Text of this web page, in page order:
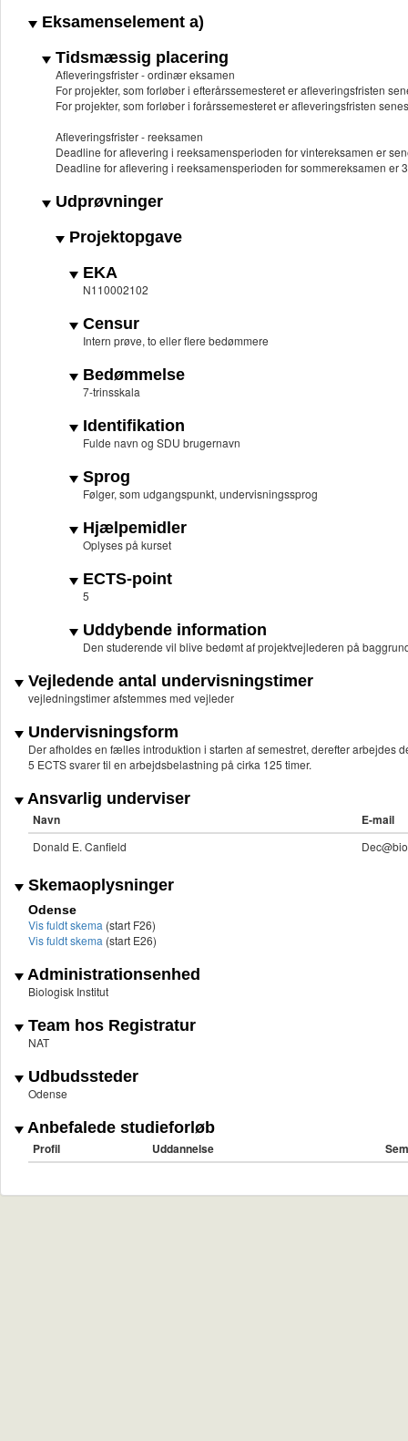
Eksamenselement a)
Tidsmæssig placering
Afleveringsfrister - ordinær eksamen
For projekter, som forløber i efterårssemesteret er afleveringsfristen
For projekter, som forløber i forårssemesteret er afleveringsfristen
Afleveringsfrister - reeksamen
Deadline for aflevering i reeksamensperioden for vintereksamen er
Deadline for aflevering i reeksamensperioden for sommereksamen er
Udprøvninger
Projektopgave
EKA
N110002102
Censur
Intern prøve, to eller flere bedømmere
Bedømmelse
7-trinsskala
Identifikation
Fulde navn og SDU brugernavn
Sprog
Følger, som udgangspunkt, undervisningssprog
Hjælpemidler
Oplyses på kurset
ECTS-point
5
Uddybende information
Den studerende vil blive bedømt af projektvejlederen på
Vejledende antal undervisningstimer
vejledningstimer afstemmes med vejleder
Undervisningsform
Der afholdes en fælles introduktion i starten af semestret, derefter arbejdes
5 ECTS svarer til en arbejdsbelastning på cirka 125 timer.
Ansvarlig underviser
Navn E-mail
Donald E. Canfield
Skemaoplysninger
Odense
Vis fuldt skema (start F26)
Vis fuldt skema (start E26)
Administrationsenhed
Biologisk Institut
Team hos Registratur
NAT
Udbudssteder
Odense
Anbefalede studieforløb
Profil Uddannelse